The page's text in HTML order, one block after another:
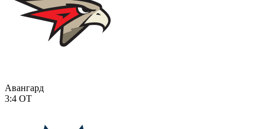
Авангард
3:4 ОТ